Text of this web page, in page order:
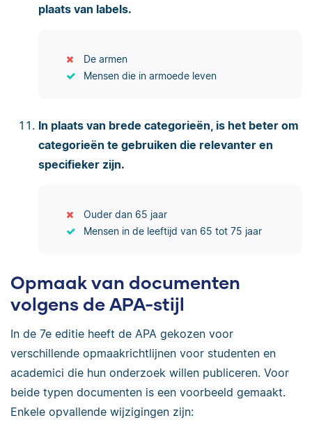
plaats van labels.
De armen
Mensen die in armoede leven
In plaats van brede categorieën, is het beter om
categorieën te gebruiken die relevanter en
specifieker zijn.
Ouder dan 65 jaar
Mensen in de leeftijd van 65 tot 75 jaar
Opmaak van documenten
volgens de APA-stijl
In de 7e editie heeft de APA gekozen voor
verschillende opmaakrichtlijnen voor studenten en
academici die hun onderzoek willen publiceren. Voor
beide typen documenten is een voorbeeld gemaakt.
Enkele opvallende wijzigingen zijn: